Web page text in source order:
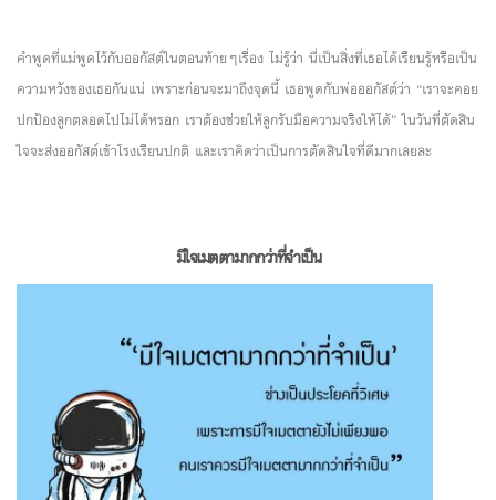
คำพูดที่แม่พูดไว้กับออกัสต์ในตอนท้ายๆเรื่อง ไม่รู้ว่า นี่เป็นสิ่งที่เธอได้เรียนรู้หรือเป็น
ความหวังของเธอกันแน่ เพราะก่อนจะมาถึงจุดนี้ เธอพูดกับพ่อออกัสต์ว่า “เราจะคอย
ปกป้องลูกตลอดไปไม่ได้หรอก เราต้องช่วยให้ลูกรับมือความจริงให้ได้” ในวันที่ตัดสิน
ใจจะส่งออกัสต์เข้าโรงเรียนปกติ และเราคิดว่าเป็นการตัดสินใจที่ดีมากเลยละ
มีใจเมตตามากกว่าที่จำเป็น